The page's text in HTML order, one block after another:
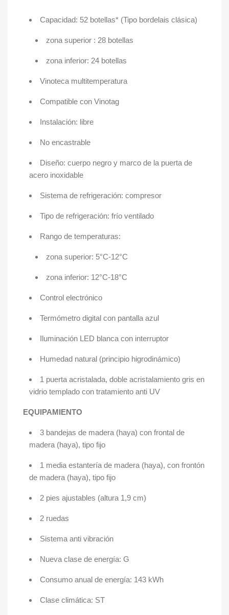
Capacidad: 52 botellas* (Tipo bordelais clásica)
zona superior : 28 botellas
zona inferior: 24 botellas
Vinoteca multitemperatura
Compatible con Vinotag
Instalación: libre
No encastrable
Diseño: cuerpo negro y marco de la puerta de
acero inoxidable
Sistema de refrigeración: compresor
Tipo de refrigeración: frío ventilado
Rango de temperaturas:
zona superior: 5°C-12°C
zona inferior: 12°C-18°C
Control electrónico
Termómetro digital con pantalla azul
Iluminación LED blanca con interruptor
Humedad natural (principio higrodinámico)
1 puerta acristalada, doble acristalamiento gris en
vidrio templado con tratamiento anti UV
EQUIPAMIENTO
3 bandejas de madera (haya) con frontal de
madera (haya), tipo fijo
1 media estantería de madera (haya), con frontón
de madera (haya), tipo fijo
2 pies ajustables (altura 1,9 cm)
2 ruedas
Sistema anti vibración
Nueva clase de energía: G
Consumo anual de energía: 143 kWh
Clase climática: ST